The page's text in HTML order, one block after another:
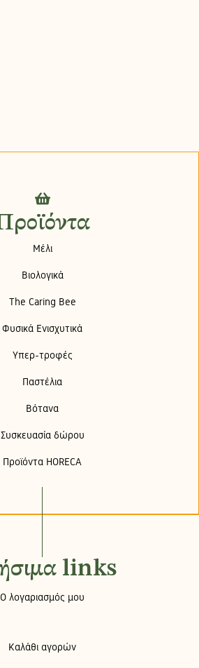
Μέλι
Βιολογικά
The Caring Bee
Φυσικά Ενισχυτικά
Υπερ-τροφές
Παστέλια
Βότανα
Συσκευασία δώρου
Προϊόντα HORECA
links
Ο λογαριασμός μου
Καλάθι αγορών